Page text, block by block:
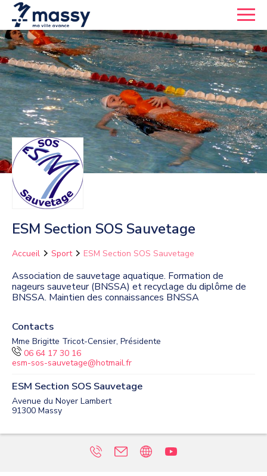
ESM Section SOS Sauvetage
Accueil Sport ESM Section SOS Sauvetage
Association de sauvetage aquatique. Formation de
nageurs sauveteur (BNSSA) et recyclage du diplôme de
BNSSA. Maintien des connaissances BNSSA
Contacts
Mme Brigitte Tricot-Censier, Présidente
06 64 17 30 16
esm-sos-sauvetage@hotmail.fr
ESM Section SOS Sauvetage
Avenue du Noyer Lambert
91300 Massy